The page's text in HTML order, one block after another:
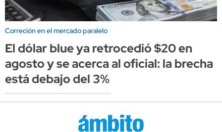
Correción en el mercado paralelo
El dólar blue ya retrocedió $20 en
agosto y se acerca al oficial: la brecha
está debajo del 3%